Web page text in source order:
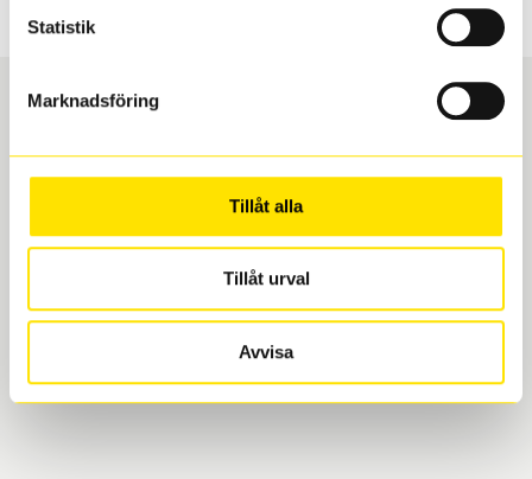
Statistik
Marknadsföring
Tillåt alla
Tillåt urval
Avvisa
Boka och hämta hos Däckspecialen
När du beställer dina nya däck eller fälgar hos oss
levereras de direkt till någon av våra däckverkstäder i
Göteborg. Välj mellan Hisingen (Bäckebol) eller
Mölndal. I beställningen anger du datum och tid för
vi till att de uppfyller alla krav för en säker körning.